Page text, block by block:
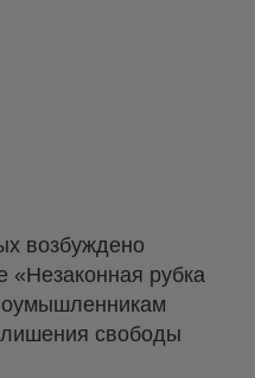
возбуждено
«Незаконная рубка
лишения свободы